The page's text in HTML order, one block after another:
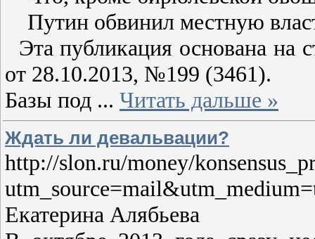
Путин обвинил местную
Эта публикация основана на
от 28.10.2013, №199 (3461).
Базы под ... Читать дальше »
Ждать ли девальвации?
http://slon.ru/money/
Екатерина Алябьева